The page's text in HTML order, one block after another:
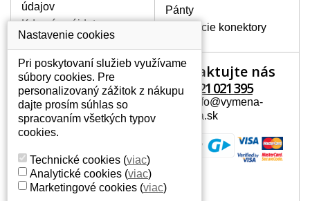
AKO SA ZÁVADA KLÁVESNICE
MÔŽE PREJAVOVAŤ?
Medzi časté prejavy patrí
vynechávanie písmen alebo sa
zobrazujú iné písmená, tiež
zdvojovanie rovnakých znakov. Pri
poliatí tekutinou sa klávesy nevracajú
do pôvodnej polohy. Alebo tiež
AKO TO FUNGUJE?
údajov
Kde nás nájdete
Pánty
Napájacie konektory
Váš účet
Váš účet
Osobné informácie
Adresy
Kontaktujte nás
+421 221 021 395
Mail: info@vymena-
displeja.sk
Nastavenie cookies
Pri poskytovaní služieb využívame
súbory cookies. Pre
personalizovaný zážitok z nákupu
dajte prosím súhlas so
spracovaním všetkých typov
cookies.
Technické cookies (viac)
Analytické cookies (viac)
Marketingové cookies (viac)